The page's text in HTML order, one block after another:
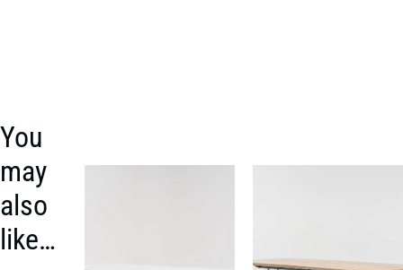
You
may
also
like…